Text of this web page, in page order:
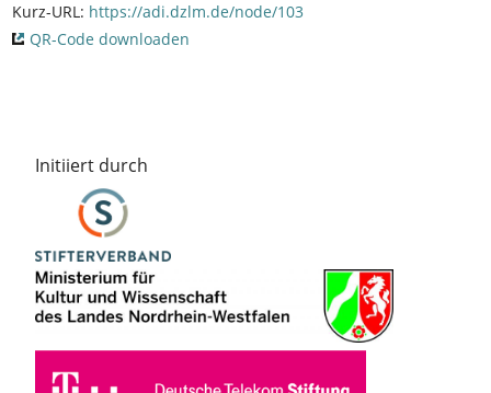
Kurz-URL: https://adi.dzlm.de/node/103
QR-Code downloaden
Initiiert durch